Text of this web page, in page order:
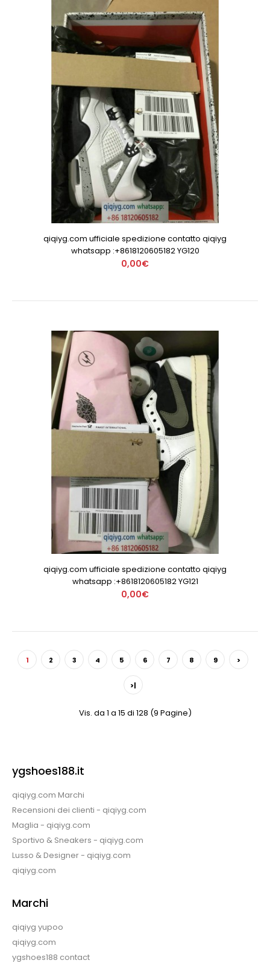
qiqiyg.com ufficiale spedizione contatto qiqiyg
whatsapp :+8618120605182 YG120
0,00€
qiqiyg.com ufficiale spedizione contatto qiqiyg
whatsapp :+8618120605182 YG121
0,00€
1 2 3 4 5 6 7 8 9 >
>|
Vis. da 1 a 15 di 128 (9 Pagine)
ygshoes188.it
qiqiyg.com Marchi
Recensioni dei clienti - qiqiyg.com
Maglia - qiqiyg.com
Sportivo & Sneakers - qiqiyg.com
Lusso & Designer - qiqiyg.com
qiqiyg.com
Marchi
qiqiyg yupoo
qiqiyg.com
ygshoes188 contact